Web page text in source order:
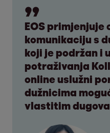
EOS primjenjuje
komunikaciju s
koji je podržan i
potraživanja
online uslužni
dužnicima
vlastitim